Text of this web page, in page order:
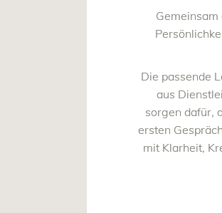
Die passende
aus
sorgen dafür,
ersten
mit Klarheit,